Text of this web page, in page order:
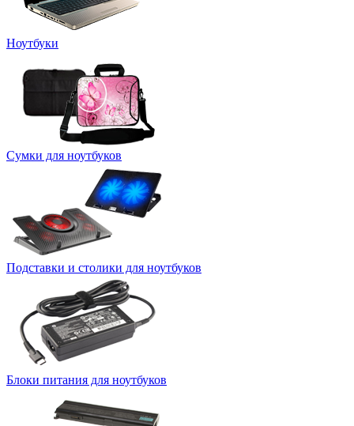
Ноутбуки
Сумки для ноутбуков
Подставки и столики для ноутбуков
Блоки питания для ноутбуков